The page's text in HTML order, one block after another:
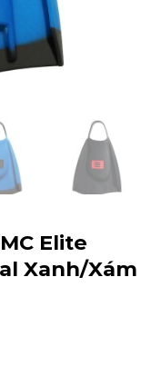
Elite
Xanh/Xám